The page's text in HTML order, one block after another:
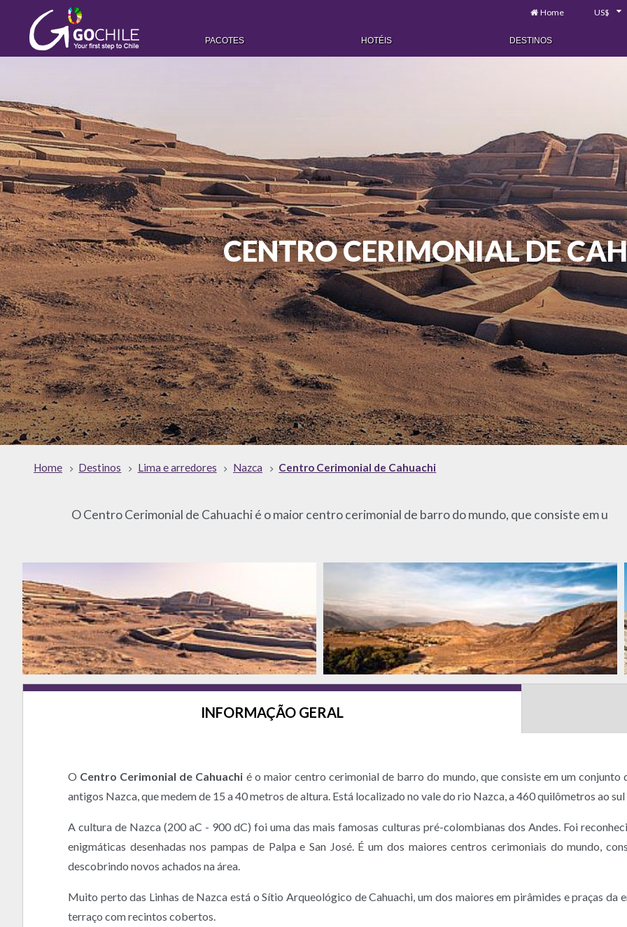
Home US$
PACOTES HOTÉIS DESTINOS
CENTRO CERIMONIAL DE
Home Destinos Lima e arredores Nazca Centro Cerimonial de Cahuachi
O Centro Cerimonial de Cahuachi é o maior centro cerimonial de barro do mundo, que consiste em u
INFORMAÇÃO GERAL
O Centro Cerimonial de Cahuachi é o maior centro cerimonial de barro do mundo, que consiste em um
antigos Nazca, que medem de 15 a 40 metros de altura. Está localizado no vale do rio Nazca, a 460 quilômetros ao sul
A cultura de Nazca (200 aC - 900 dC) foi uma das mais famosas culturas pré-colombianas dos Andes. Foi
enigmáticas desenhadas nos pampas de Palpa e San José. É um dos maiores centros cerimoniais do mundo,
descobrindo novos achados na área.
Muito perto das Linhas de Nazca está o Sítio Arqueológico de Cahuachi, um dos maiores em pirâmides e praças da
terraço com recintos cobertos.